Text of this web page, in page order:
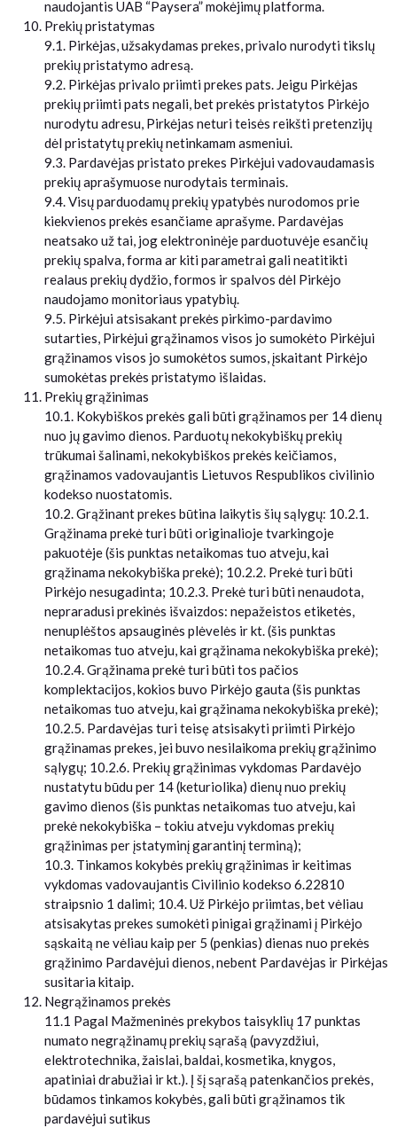
naudojantis UAB “Paysera” mokėjimų platforma.
Prekių pristatymas
9.1. Pirkėjas, užsakydamas prekes, privalo nurodyti tikslų
prekių pristatymo adresą.
9.2. Pirkėjas privalo priimti prekes pats. Jeigu Pirkėjas
prekių priimti pats negali, bet prekės pristatytos Pirkėjo
nurodytu adresu, Pirkėjas neturi teisės reikšti pretenzijų
dėl pristatytų prekių netinkamam asmeniui.
9.3. Pardavėjas pristato prekes Pirkėjui vadovaudamasis
prekių aprašymuose nurodytais terminais.
9.4. Visų parduodamų prekių ypatybės nurodomos prie
kiekvienos prekės esančiame aprašyme. Pardavėjas
neatsako už tai, jog elektroninėje parduotuvėje esančių
prekių spalva, forma ar kiti parametrai gali neatitikti
realaus prekių dydžio, formos ir spalvos dėl Pirkėjo
naudojamo monitoriaus ypatybių.
9.5. Pirkėjui atsisakant prekės pirkimo-pardavimo
sutarties, Pirkėjui grąžinamos visos jo sumokėto Pirkėjui
grąžinamos visos jo sumokėtos sumos, įskaitant Pirkėjo
sumokėtas prekės pristatymo išlaidas.
Prekių grąžinimas
10.1. Kokybiškos prekės gali būti grąžinamos per 14 dienų
nuo jų gavimo dienos. Parduotų nekokybiškų prekių
trūkumai šalinami, nekokybiškos prekės keičiamos,
grąžinamos vadovaujantis Lietuvos Respublikos civilinio
kodekso nuostatomis.
10.2. Grąžinant prekes būtina laikytis šių sąlygų: 10.2.1.
Grąžinama prekė turi būti originalioje tvarkingoje
pakuotėje (šis punktas netaikomas tuo atveju, kai
grąžinama nekokybiška prekė); 10.2.2. Prekė turi būti
Pirkėjo nesugadinta; 10.2.3. Prekė turi būti nenaudota,
nepraradusi prekinės išvaizdos: nepažeistos etiketės,
nenuplėštos apsauginės plėvelės ir kt. (šis punktas
netaikomas tuo atveju, kai grąžinama nekokybiška prekė);
10.2.4. Grąžinama prekė turi būti tos pačios
komplektacijos, kokios buvo Pirkėjo gauta (šis punktas
netaikomas tuo atveju, kai grąžinama nekokybiška prekė);
10.2.5. Pardavėjas turi teisę atsisakyti priimti Pirkėjo
grąžinamas prekes, jei buvo nesilaikoma prekių grąžinimo
sąlygų; 10.2.6. Prekių grąžinimas vykdomas Pardavėjo
nustatytu būdu per 14 (keturiolika) dienų nuo prekių
gavimo dienos (šis punktas netaikomas tuo atveju, kai
prekė nekokybiška – tokiu atveju vykdomas prekių
grąžinimas per įstatyminį garantinį terminą);
10.3. Tinkamos kokybės prekių grąžinimas ir keitimas
vykdomas vadovaujantis Civilinio kodekso 6.22810
straipsnio 1 dalimi; 10.4. Už Pirkėjo priimtas, bet vėliau
atsisakytas prekes sumokėti pinigai grąžinami į Pirkėjo
sąskaitą ne vėliau kaip per 5 (penkias) dienas nuo prekės
grąžinimo Pardavėjui dienos, nebent Pardavėjas ir Pirkėjas
susitaria kitaip.
Negrąžinamos prekės
11.1 Pagal Mažmeninės prekybos taisyklių 17 punktas
numato negrąžinamų prekių sąrašą (pavyzdžiui,
elektrotechnika, žaislai, baldai, kosmetika, knygos,
apatiniai drabužiai ir kt.). Į šį sąrašą patenkančios prekės,
būdamos tinkamos kokybės, gali būti grąžinamos tik
pardavėjui sutikus